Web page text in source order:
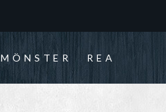
MÖNSTER REA